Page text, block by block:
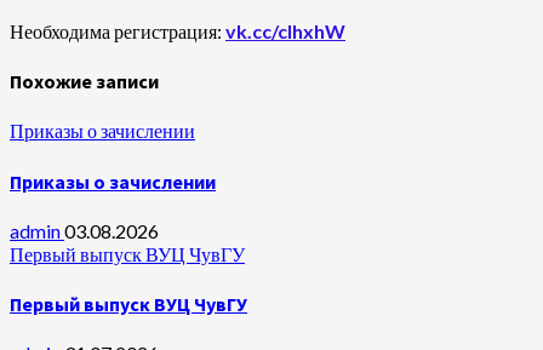
Необходима регистрация: vk.cc/cIhxhW
Похожие записи
Приказы о зачислении
Приказы о зачислении
admin03.08.2026
Первый выпуск ВУЦ ЧувГУ
Первый выпуск ВУЦ ЧувГУ